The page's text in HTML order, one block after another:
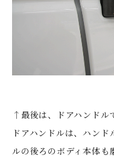
↑最後は、ドアハンドル
ドアハンドルは、ハン
ルの後ろのボディ本体も